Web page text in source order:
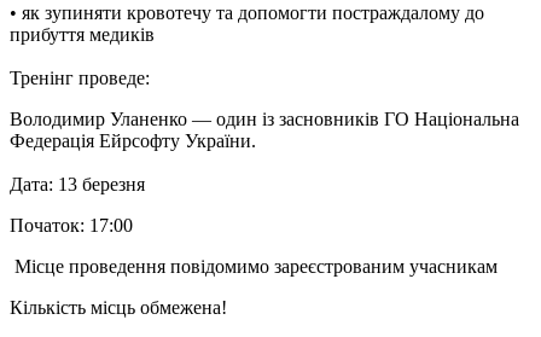
• як зупиняти кровотечу та допомогти постраждалому до
прибуття медиків
Тренінг проведе:
Володимир Уланенко — один із засновників ГО Національна
Федерація Ейрсофту України.
Дата: 13 березня
Початок: 17:00
Місце проведення повідомимо зареєстрованим учасникам
Кількість місць обмежена!